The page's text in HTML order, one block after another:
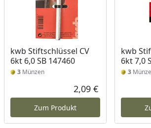
kwb Stiftschlüssel CV
6kt 6,0 SB 147460
3 Münzen
Aktueller Preis
2,09 €
Zum Produkt
kwb
6kt 7,0
3